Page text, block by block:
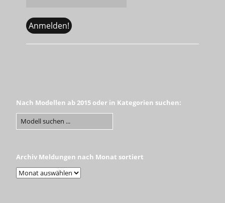
Nach Modellen ab 2015 oder in Kategorien suchen:
Archiv Meldungen nach Monat sortiert